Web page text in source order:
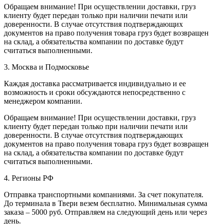
Обращаем внимание! При осуществлении доставки, груз
клиенту будет передан только при наличии печати или
доверенности. В случае отсутствия подтверждающих
документов на право получения товара груз будет возвращен
на склад, а обязательства компании по доставке будут
считаться выполненными.
3. Москва и Подмосковье
Каждая доставка рассматривается индивидуально и ее
возможность и сроки обсуждаются непосредственно с
менеджером компании.
Обращаем внимание! При осуществлении доставки, груз
клиенту будет передан только при наличии печати или
доверенности. В случае отсутствия подтверждающих
документов на право получения товара груз будет возвращен
на склад, а обязательства компании по доставке будут
считаться выполненными.
4. Регионы РФ
Отправка транспортными компаниями. За счет покупателя.
До терминала в Твери везем бесплатно. Минимальная сумма
заказа – 5000 руб. Отправляем на следующий день или через
день.